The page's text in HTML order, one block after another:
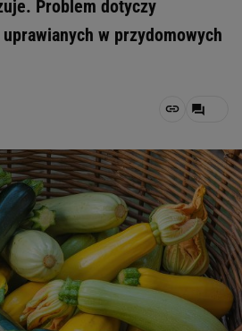
Problem dotyczy
w przydomowych